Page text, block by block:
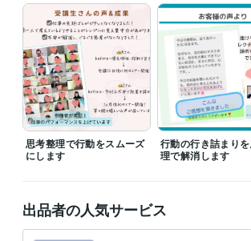
公害防止管理者 取得年 : 1996年
TOEIC 取得年 : 2016年
調理師 取得年 : 2001年
アロマコーディネーター 取得年 : 2000年
アロマセラピスト 取得年 : 2000年
ビジネス・クリエイティブツール
Excel:20年Google スプレッドシート:3年Google
PowerPoint:20年Word:20年 freee:2年ChatGPT:3
Canva:3年
思考整理で行動をスムーズ
にします
行動の行き詰まり
理で解消します
出品者の人気サービス